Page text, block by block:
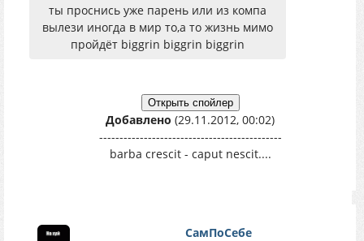
ты проснись уже парень или из компа
вылези иногда в мир то,а то жизнь мимо
пройдёт biggrin biggrin biggrin
Добавлено (29.11.2012, 00:02)
---------------------------------------------
barba crescit - caput nescit....
СамПоСебе